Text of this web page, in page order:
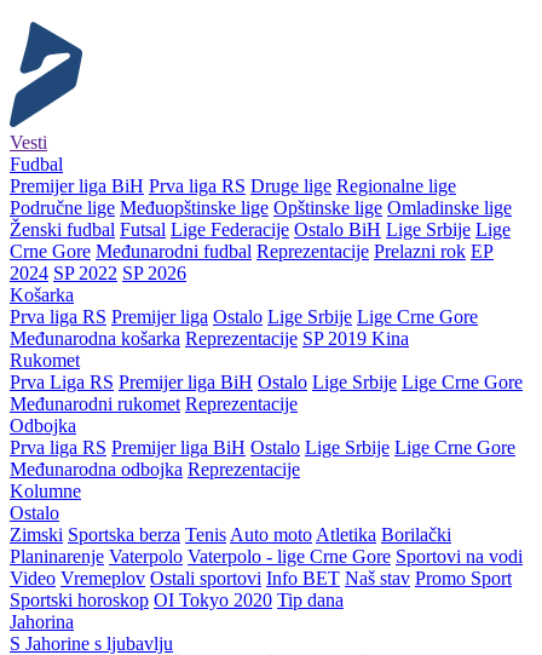
Vesti
Fudbal
Premijer liga BiH Prva liga RS Druge lige Regionalne lige
Područne lige Međuopštinske lige Opštinske lige Omladinske lige
Ženski fudbal Futsal Lige Federacije Ostalo BiH Lige Srbije Lige
Crne Gore Međunarodni fudbal Reprezentacije Prelazni rok EP
2024 SP 2022 SP 2026
Košarka
Prva liga RS Premijer liga Ostalo Lige Srbije Lige Crne Gore
Međunarodna košarka Reprezentacije SP 2019 Kina
Rukomet
Prva Liga RS Premijer liga BiH Ostalo Lige Srbije Lige Crne Gore
Međunarodni rukomet Reprezentacije
Odbojka
Prva liga RS Premijer liga BiH Ostalo Lige Srbije Lige Crne Gore
Međunarodna odbojka Reprezentacije
Kolumne
Ostalo
Zimski Sportska berza Tenis Auto moto Atletika Borilački
Planinarenje Vaterpolo Vaterpolo - lige Crne Gore Sportovi na vodi
Video Vremeplov Ostali sportovi Info BET Naš stav Promo Sport
Sportski horoskop OI Tokyo 2020 Tip dana
Jahorina
S Jahorine s ljubavlju